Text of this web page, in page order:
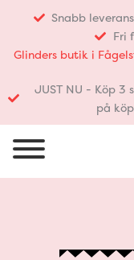
innehåll
Snabb
Fri
Glinders butik i
JUST NU - Köp 3
på